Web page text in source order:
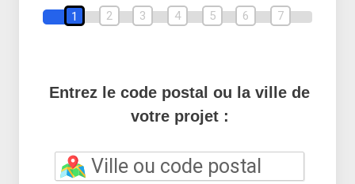
1 2 3 4 5 6 7
Entrez le code postal ou la ville de
votre projet :